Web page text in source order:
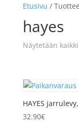
Etusivu /
hayes
Näytetään
HAYES
32.90€